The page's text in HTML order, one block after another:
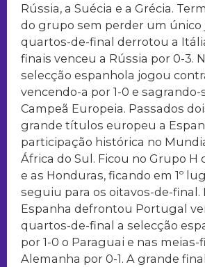
Rússia, a Suécia e a Grécia.
do grupo sem perder um único
quartos-de-final derrotou a
finais venceu a Rússia por 0-3.
selecção espanhola jogou
vencendo-a por 1-0 e sagrando-
Campeã Europeia. Passados
grande títulos europeu a
participação histórica no
África do Sul. Ficou no Grupo H
e as Honduras, ficando em 1º
seguiu para os oitavos-de-final.
Espanha defrontou Portugal
quartos-de-final a selecção
por 1-0 o Paraguai e nas
Alemanha por 0-1. A grande